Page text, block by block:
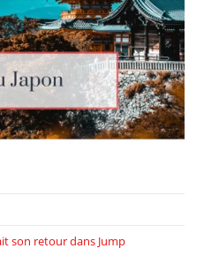
son retour dans Jump